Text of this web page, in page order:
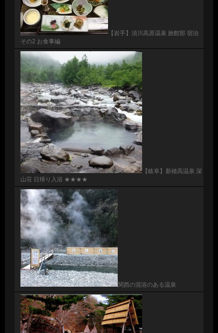
【岩手】須川高原温泉 旅館部 宿泊
その2 お食事編
【岐阜】新穂高温泉 深
山荘 日帰り入浴 ★★★★
関西の混浴のある温泉